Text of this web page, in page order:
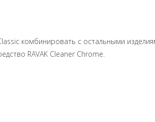
комбинировать с остальными
RAVAK Cleaner Chrome.